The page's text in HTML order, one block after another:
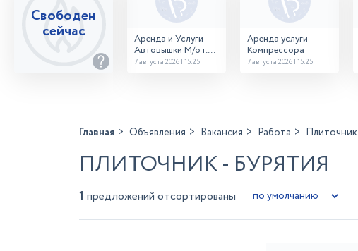
Свободен
сейчас
Аренда и Услуги
Автовышки М/о г.
Домодедово
7 августа 2026 | 15:25
Аренда услуги
Компрессора
7 августа 2026 | 15:25
Главная Объявления Вакансия Работа Плиточник
ПЛИТОЧНИК - БУРЯТИЯ
1 предложений отсортированы